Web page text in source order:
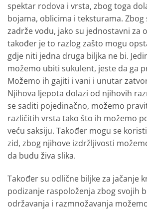
spektar rodova i vrsta, zbog toga
bojama, oblicima i teksturama.
zadrže vodu, jako su jednostavni za
također je to razlog zašto mogu
gdje niti jedna druga biljka ne bi.
možemo ubiti sukulent, jeste da ga
Možemo ih gajiti i vani i unutar
Njihova ljepota dolazi od njihovih
se saditi pojedinačno, možemo
različitih vrsta tako što ih možemo
veću saksiju. Također mogu se
zid, zbog njihove izdržljivosti
da budu živa slika.
Također su odlične biljke za jačanje
podizanje raspoloženja zbog svojih
održavanja i razmnožavanja